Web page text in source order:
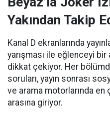
Yakından Takip
Kanal D ekranlarında
yarışması ile eğlenceyi
dikkat çekiyor. Her
soruları, yayın sonrası
ve arama motorlarında en
arasına giriyor.